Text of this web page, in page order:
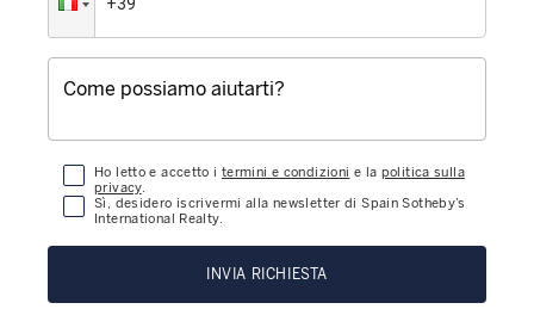
Ho letto e accetto i termini e condizioni e la politica sulla
privacy.
Sì, desidero iscrivermi alla newsletter di Spain Sotheby’s
International Realty.
INVIA RICHIESTA